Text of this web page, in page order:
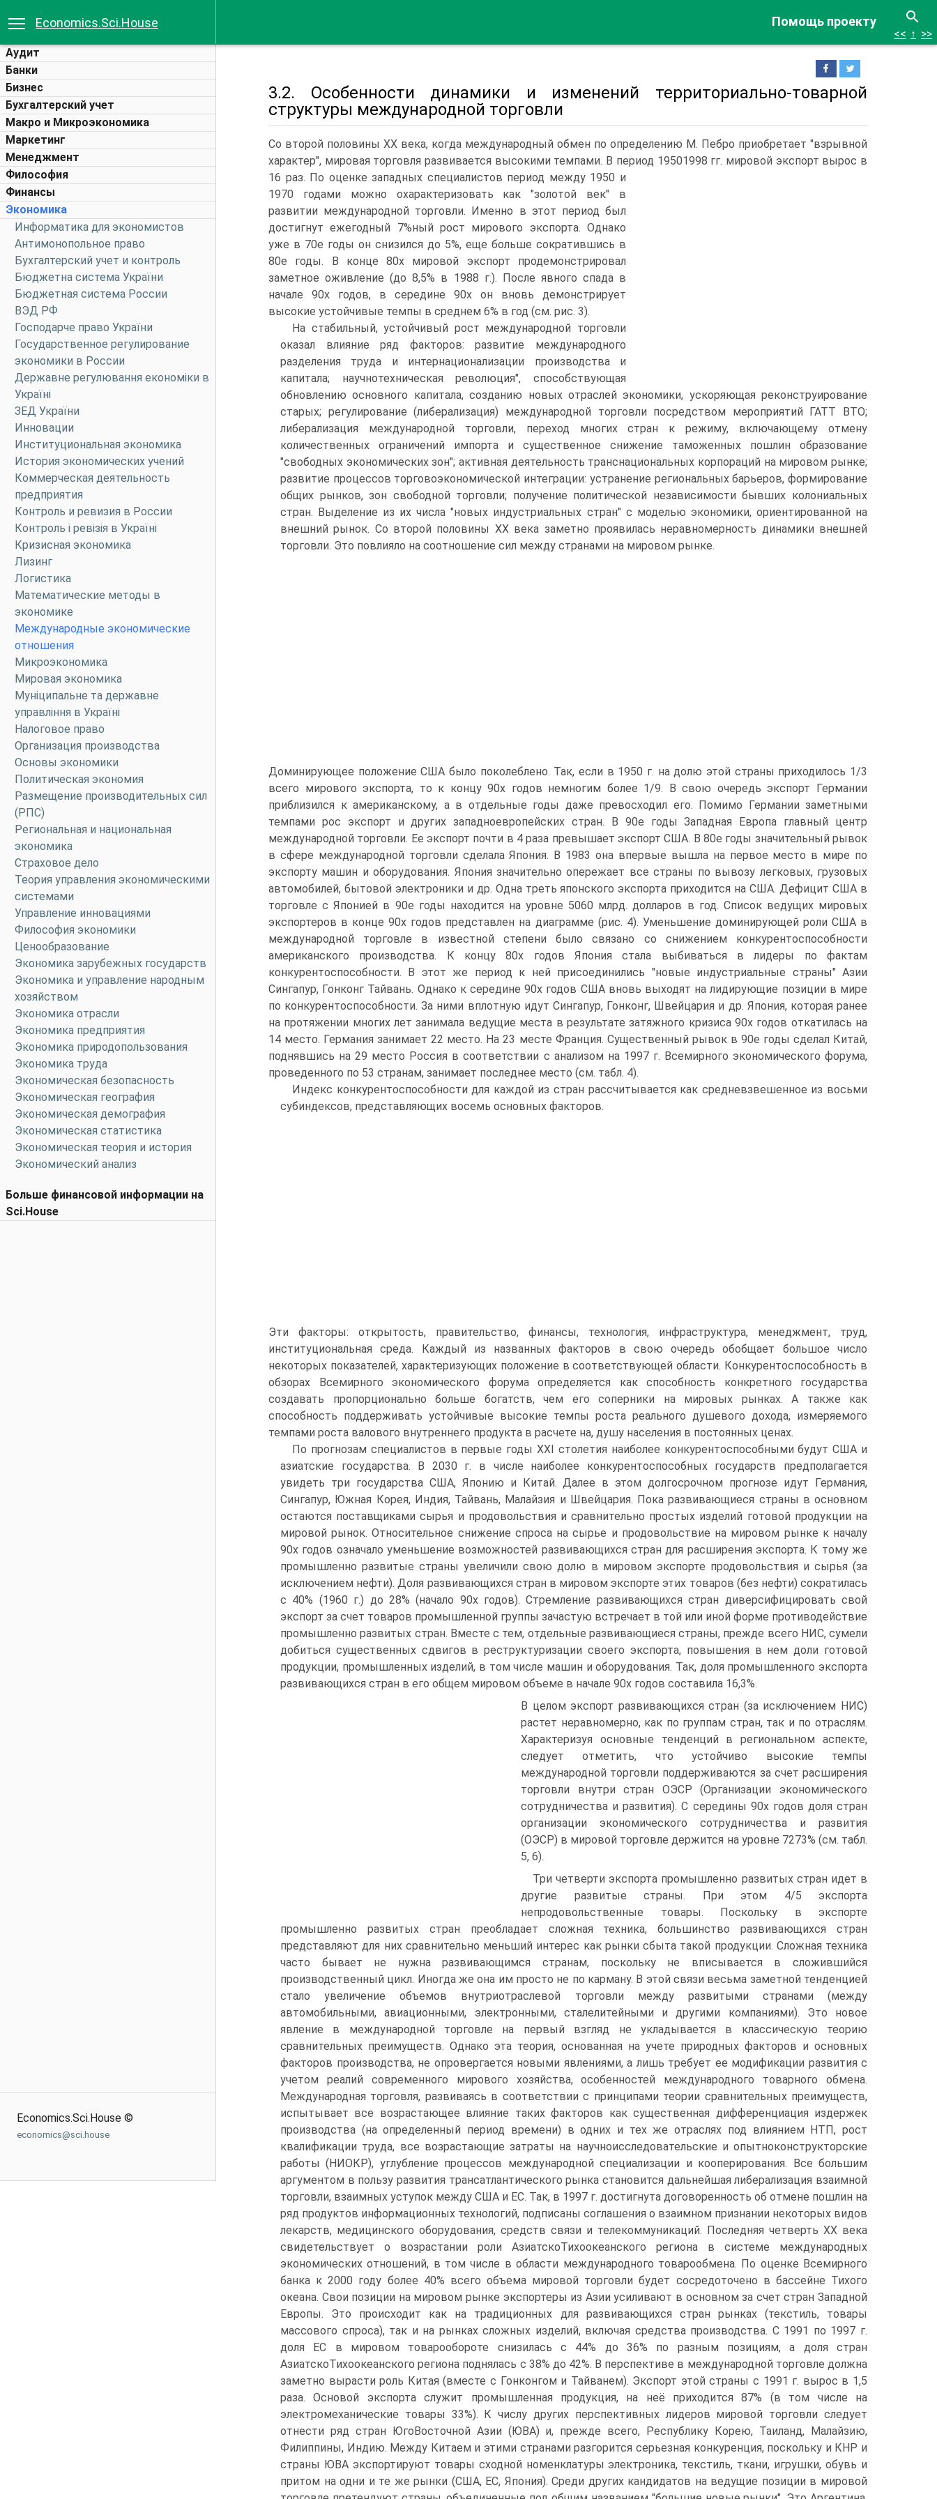
Помощь проекту
Economics.Sci.House
Аудит
Банки
Бизнес
Бухгалтерский учет
Макро и Микроэкономика
Маркетинг
Менеджмент
Философия
Финансы
Экономика
Информатика для экономистов
Антимонопольное право
Бухгалтерский учет и контроль
Бюджетна система України
Бюджетная система России
ВЭД РФ
Господарче право України
Государственное регулирование
экономики в России
Державне регулювання економіки в
Україні
ЗЕД України
Инновации
Институциональная экономика
История экономических учений
Коммерческая деятельность
предприятия
Контроль и ревизия в России
Контроль і ревізія в Україні
Кризисная экономика
Лизинг
Логистика
Математические методы в
экономике
Международные экономические
отношения
Микроэкономика
Мировая экономика
Муніципальне та державне
управління в Україні
Налоговое право
Организация производства
Основы экономики
Политическая экономия
Размещение производительных сил
(РПС)
Региональная и национальная
экономика
Страховое дело
Теория управления экономическими
системами
Управление инновациями
Философия экономики
Ценообразование
Экономика зарубежных государств
Экономика и управление народным
хозяйством
Экономика отрасли
Экономика предприятия
Экономика природопользования
Экономика труда
Экономическая безопасность
Экономическая география
Экономическая демография
Экономическая статистика
Экономическая теория и история
Экономический анализ
Больше финансовой информации на
Sci.House
Economics.Sci.House ©
economics@sci.house
<< ↑ >>
3.2. Особенности динамики и изменений территориально-товарной
структуры международной торговли
Со второй половины XX века, когда международный обмен по определению М. Пебро приобретает "взрывной
характер", мировая торговля развивается высокими темпами. В период 19501998 гг. мировой экспорт вырос в
16 раз. По оценке западных специалистов период между 1950 и
1970 годами можно охарактеризовать как "золотой век" в
развитии международной торговли. Именно в этот период был
достигнут ежегодный 7%ный рост мирового экспорта. Однако
уже в 70е годы он снизился до 5%, еще больше сократившись в
80е годы. В конце 80х мировой экспорт продемонстрировал
заметное оживление (до 8,5% в 1988 г.). После явного спада в
начале 90х годов, в середине 90х он вновь демонстрирует
высокие устойчивые темпы в среднем 6% в год (см. рис. 3).
На стабильный, устойчивый рост международной торговли
оказал влияние ряд факторов: развитие международного
разделения труда и интернационализации производства и
капитала; научнотехническая революция", способствующая
обновлению основного капитала, созданию новых отраслей экономики, ускоряющая реконструирование
старых; регулирование (либерализация) международной торговли посредством мероприятий ГАТТ ВТО;
либерализация международной торговли, переход многих стран к режиму, включающему отмену
количественных ограничений импорта и существенное снижение таможенных пошлин образование
"свободных экономических зон"; активная деятельность транснациональных корпораций на мировом рынке;
развитие процессов торговоэкономической интеграции: устранение региональных барьеров, формирование
общих рынков, зон свободной торговли; получение политической независимости бывших колониальных
стран. Выделение из их числа "новых индустриальных стран" с моделью экономики, ориентированной на
внешний рынок. Со второй половины XX века заметно проявилась неравномерность динамики внешней
торговли. Это повлияло на соотношение сил между странами на мировом рынке.
Доминирующее положение США было поколеблено. Так, если в 1950 г. на долю этой страны приходилось 1/3
всего мирового экспорта, то к концу 90х годов немногим более 1/9. В свою очередь экспорт Германии
приблизился к американскому, а в отдельные годы даже превосходил его. Помимо Германии заметными
темпами рос экспорт и других западноевропейских стран. В 90е годы Западная Европа главный центр
международной торговли. Ее экспорт почти в 4 раза превышает экспорт США. В 80е годы значительный рывок
в сфере международной торговли сделала Япония. В 1983 она впервые вышла на первое место в мире по
экспорту машин и оборудования. Япония значительно опережает все страны по вывозу легковых, грузовых
автомобилей, бытовой электроники и др. Одна треть японского экспорта приходится на США. Дефицит США в
торговле с Японией в 90е годы находится на уровне 5060 млрд. долларов в год. Список ведущих мировых
экспортеров в конце 90х годов представлен на диаграмме (рис. 4). Уменьшение доминирующей роли США в
международной торговле в известной степени было связано со снижением конкурентоспособности
американского производства. К концу 80х годов Япония стала выбиваться в лидеры по фактам
конкурентоспособности. В этот же период к ней присоединились "новые индустриальные страны" Азии
Сингапур, Гонконг Тайвань. Однако к середине 90х годов США вновь выходят на лидирующие позиции в мире
по конкурентоспособности. За ними вплотную идут Сингапур, Гонконг, Швейцария и др. Япония, которая ранее
на протяжении многих лет занимала ведущие места в результате затяжного кризиса 90х годов откатилась на
14 место. Германия занимает 22 место. На 23 месте Франция. Существенный рывок в 90е годы сделал Китай,
поднявшись на 29 место Россия в соответствии с анализом на 1997 г. Всемирного экономического форума,
проведенного по 53 странам, занимает последнее место (см. табл. 4).
Индекс конкурентоспособности для каждой из стран рассчитывается как средневзвешенное из восьми
субиндексов, представляющих восемь основных факторов.
Эти факторы: открытость, правительство, финансы, технология, инфраструктура, менеджмент, труд,
институциональная среда. Каждый из названных факторов в свою очередь обобщает большое число
некоторых показателей, характеризующих положение в соответствующей области. Конкурентоспособность в
обзорах Всемирного экономического форума определяется как способность конкретного государства
создавать пропорционально больше богатств, чем его соперники на мировых рынках. А также как
способность поддерживать устойчивые высокие темпы роста реального душевого дохода, измеряемого
темпами роста валового внутреннего продукта в расчете на, душу населения в постоянных ценах.
По прогнозам специалистов в первые годы XXI столетия наиболее конкурентоспособными будут США и
азиатские государства. В 2030 г. в числе наиболее конкурентоспособных государств предполагается
увидеть три государства США, Японию и Китай. Далее в этом долгосрочном прогнозе идут Германия,
Сингапур, Южная Корея, Индия, Тайвань, Малайзия и Швейцария. Пока развивающиеся страны в основном
остаются поставщиками сырья и продовольствия и сравнительно простых изделий готовой продукции на
мировой рынок. Относительное снижение спроса на сырье и продовольствие на мировом рынке к началу
90х годов означало уменьшение возможностей развивающихся стран для расширения экспорта. К тому же
промышленно развитые страны увеличили свою долю в мировом экспорте продовольствия и сырья (за
исключением нефти). Доля развивающихся стран в мировом экспорте этих товаров (без нефти) сократилась
с 40% (1960 г.) до 28% (начало 90х годов). Стремление развивающихся стран диверсифицировать свой
экспорт за счет товаров промышленной группы зачастую встречает в той или иной форме противодействие
промышленно развитых стран. Вместе с тем, отдельные развивающиеся страны, прежде всего НИС, сумели
добиться существенных сдвигов в реструктуризации своего экспорта, повышения в нем доли готовой
продукции, промышленных изделий, в том числе машин и оборудования. Так, доля промышленного экспорта
развивающихся стран в его общем мировом объеме в начале 90х годов составила 16,3%.
В целом экспорт развивающихся стран (за исключением НИС)
растет неравномерно, как по группам стран, так и по отраслям.
Характеризуя основные тенденций в региональном аспекте,
следует отметить, что устойчиво высокие темпы
международной торговли поддерживаются за счет расширения
торговли внутри стран ОЭСР (Организации экономического
сотрудничества и развития). С середины 90х годов доля стран
организации экономического сотрудничества и развития
(ОЭСР) в мировой торговле держится на уровне 7273% (см. табл.
5, 6).
Три четверти экспорта промышленно развитых стран идет в
другие развитые страны. При этом 4/5 экспорта
непродовольственные товары. Поскольку в экспорте
промышленно развитых стран преобладает сложная техника, большинство развивающихся стран
представляют для них сравнительно меньший интерес как рынки сбыта такой продукции. Сложная техника
часто бывает не нужна развивающимся странам, поскольку не вписывается в сложившийся
производственный цикл. Иногда же она им просто не по карману. В этой связи весьма заметной тенденцией
стало увеличение объемов внутриотраслевой торговли между развитыми странами (между
автомобильными, авиационными, электронными, сталелитейными и другими компаниями). Это новое
явление в международной торговле на первый взгляд не укладывается в классическую теорию
сравнительных преимуществ. Однако эта теория, основанная на учете природных факторов и основных
факторов производства, не опровергается новыми явлениями, а лишь требует ее модификации развития с
учетом реалий современного мирового хозяйства, особенностей международного товарного обмена.
Международная торговля, развиваясь в соответствии с принципами теории сравнительных преимуществ,
испытывает все возрастающее влияние таких факторов как существенная дифференциация издержек
производства (на определенный период времени) в одних и тех же отраслях под влиянием НТП, рост
квалификации труда, все возрастающие затраты на научноисследовательские и опытноконструкторские
работы (НИОКР), углубление процессов международной специализации и кооперирования. Все большим
аргументом в пользу развития трансатлантического рынка становится дальнейшая либерализация взаимной
торговли, взаимных уступок между США и ЕС. Так, в 1997 г. достигнута договоренность об отмене пошлин на
ряд продуктов информационных технологий, подписаны соглашения о взаимном признании некоторых видов
лекарств, медицинского оборудования, средств связи и телекоммуникаций. Последняя четверть XX века
свидетельствует о возрастании роли АзиатскоТихоокеанского региона в системе международных
экономических отношений, в том числе в области международного товарообмена. По оценке Всемирного
банка к 2000 году более 40% всего объема мировой торговли будет сосредоточено в бассейне Тихого
океана. Свои позиции на мировом рынке экспортеры из Азии усиливают в основном за счет стран Западной
Европы. Это происходит как на традиционных для развивающихся стран рынках (текстиль, товары
массового спроса), так и на рынках сложных изделий, включая средства производства. С 1991 по 1997 г.
доля ЕС в мировом товарообороте снизилась с 44% до 36% по разным позициям, а доля стран
АзиатскоТихоокеанского региона поднялась с 38% до 42%. В перспективе в международной торговле должна
заметно вырасти роль Китая (вместе с Гонконгом и Тайванем). Экспорт этой страны с 1991 г. вырос в 1,5
раза. Основой экспорта служит промышленная продукция, на неё приходится 87% (в том числе на
электромеханические товары 33%). К числу других перспективных лидеров мировой торговли следует
отнести ряд стран ЮгоВосточной Азии (ЮВА) и, прежде всего, Республику Корею, Таиланд, Малайзию,
Филиппины, Индию. Между Китаем и этими странами разгорится серьезная конкуренция, поскольку и КНР и
страны ЮВА экспортируют товары сходной номенклатуры электроника, текстиль, ткани, игрушки, обувь и
притом на одни и те же рынки (США, ЕС, Япония). Среди других кандидатов на ведущие позиции в мировой